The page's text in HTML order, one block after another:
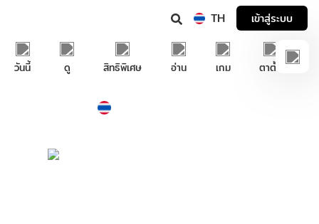
TH เข้าสู่ระบบ
วันนี้ ดู สิทธิพิเศษ อ่าน เกม ตาตั้ง